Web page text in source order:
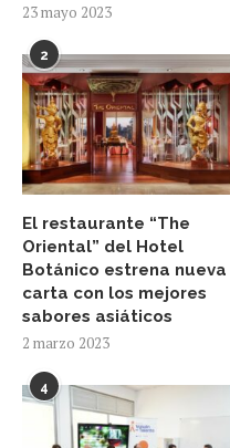
23 mayo 2023
2
El restaurante “The
Oriental” del Hotel
Botánico estrena nueva
carta con los mejores
sabores asiáticos
2 marzo 2023
4